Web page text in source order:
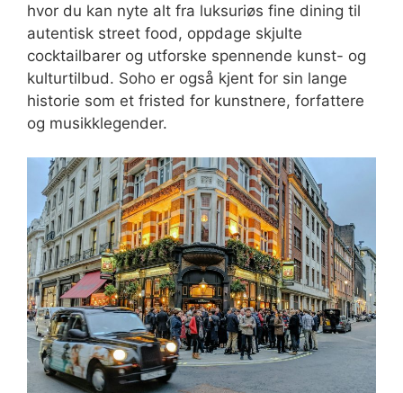
hvor du kan nyte alt fra luksuriøs fine dining til
autentisk street food, oppdage skjulte
cocktailbarer og utforske spennende kunst- og
kulturtilbud. Soho er også kjent for sin lange
historie som et fristed for kunstnere, forfattere
og musikklegender.